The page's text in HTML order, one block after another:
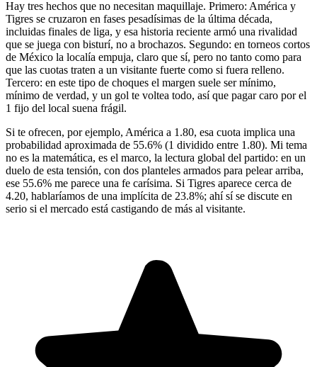
Hay tres hechos que no necesitan maquillaje. Primero: América y
Tigres se cruzaron en fases pesadísimas de la última década,
incluidas finales de liga, y esa historia reciente armó una rivalidad
que se juega con bisturí, no a brochazos. Segundo: en torneos cortos
de México la localía empuja, claro que sí, pero no tanto como para
que las cuotas traten a un visitante fuerte como si fuera relleno.
Tercero: en este tipo de choques el margen suele ser mínimo,
mínimo de verdad, y un gol te voltea todo, así que pagar caro por el
1 fijo del local suena frágil.
Si te ofrecen, por ejemplo, América a 1.80, esa cuota implica una
probabilidad aproximada de 55.6% (1 dividido entre 1.80). Mi tema
no es la matemática, es el marco, la lectura global del partido: en un
duelo de esta tensión, con dos planteles armados para pelear arriba,
ese 55.6% me parece una fe carísima. Si Tigres aparece cerca de
4.20, hablaríamos de una implícita de 23.8%; ahí sí se discute en
serio si el mercado está castigando de más al visitante.